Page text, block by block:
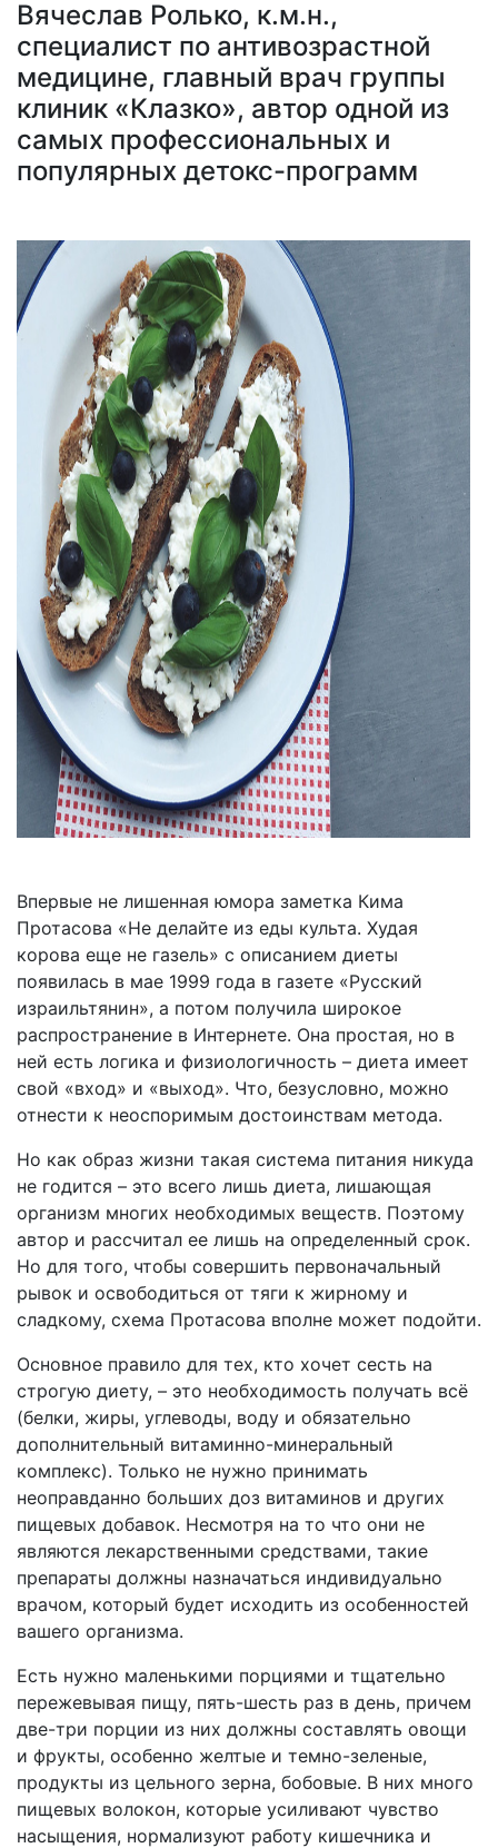
Вячеслав Ролько, к.м.н.,
специалист по антивозрастной
медицине, главный врач группы
клиник «Клазко», автор одной из
самых профессиональных и
популярных детокс-программ
Впервые не лишенная юмора заметка Кима
Протасова «Не делайте из еды культа. Худая
корова еще не газель» с описанием диеты
появилась в мае 1999 года в газете «Русский
израильтянин», а потом получила широкое
распространение в Интернете. Она простая, но в
ней есть логика и физиологичность – диета имеет
свой «вход» и «выход». Что, безусловно, можно
отнести к неоспоримым достоинствам метода.
Но как образ жизни такая система питания никуда
не годится – это всего лишь диета, лишающая
организм многих необходимых веществ. Поэтому
автор и рассчитал ее лишь на определенный срок.
Но для того, чтобы совершить первоначальный
рывок и освободиться от тяги к жирному и
сладкому, схема Протасова вполне может подойти.
Основное правило для тех, кто хочет сесть на
строгую диету, – это необходимость получать всё
(белки, жиры, углеводы, воду и обязательно
дополнительный витаминно-минеральный
комплекс). Только не нужно принимать
неоправданно больших доз витаминов и других
пищевых добавок. Несмотря на то что они не
являются лекарственными средствами, такие
препараты должны назначаться индивидуально
врачом, который будет исходить из особенностей
вашего организма.
Есть нужно маленькими порциями и тщательно
пережевывая пищу, пять-шесть раз в день, причем
две-три порции из них должны составлять овощи
и фрукты, особенно желтые и темно-зеленые,
продукты из цельного зерна, бобовые. В них много
пищевых волокон, которые усиливают чувство
насыщения, нор­мализуют работу кишечника и